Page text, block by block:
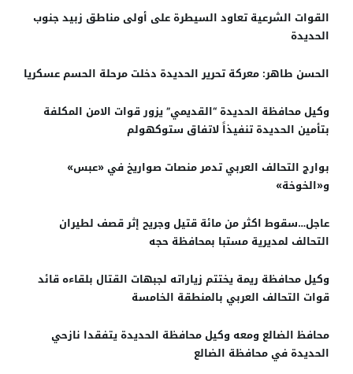
القوات الشرعية تعاود السيطرة على أولى مناطق زبيد جنوب
الحديدة
الحسن طاهر: معركة تحرير الحديدة دخلت مرحلة الحسم عسكريا
وكيل محافظة الحديدة “‏القديمي” يزور قوات الامن المكلفة
بتأمين الحديدة تنفيذاً لاتفاق ستوكهولم
بوارج التحالف العربي تدمر منصات صواريخ في «عبس»
و«الخوخة»
عاجل…سقوط اكثر من مائة قتيل وجريح إثر قصف لطيران
التحالف لمديرية مستبا بمحافظة حجه
وكيل محافظة ريمة يختتم زياراته لجبهات القتال بلقاءه قائد
قوات التحالف العربي بالمنطقة الخامسة
محافظ الضالع ومعه وكيل محافظة الحديدة يتفقدا نازحي
الحديدة في محافظة الضالع